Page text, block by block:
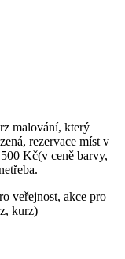
malování, který
rezervace míst v
Kč(v ceně barvy,
veřejnost, akce pro
kurz)